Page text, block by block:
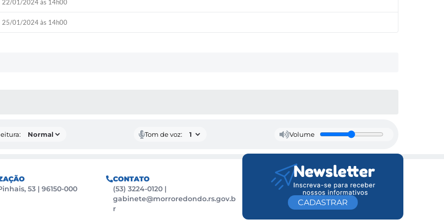
22/01/2024 às 14h00
25/01/2024 às 14h00
Tom de voz: Volume
53 | 96150-000
CONTATO
(53) 3224-0120 |
gabinete@morroredondo.rs.gov.b
r
CADASTRAR